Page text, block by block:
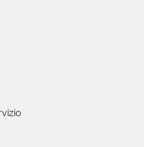
che ci insegnate!